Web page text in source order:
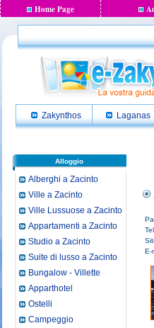
Home Page
Zakynthos Laganas
Alloggio
Alberghi a Zacinto
Ville a Zacinto
Ville Lussuose a Zacinto
Appartamenti a Zacinto
Studio a Zacinto
Suite di lusso a Zacinto
Bungalow - Villette
Apparthotel
Ostelli
Campeggio
E-